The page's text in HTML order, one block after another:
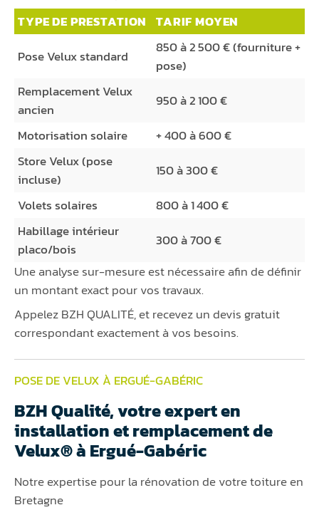
TYPE DE PRESTATION TARIF MOYEN
Pose Velux standard
850 à 2 500 € (fourniture +
pose)
Remplacement Velux
ancien
950 à 2 100 €
Motorisation solaire
+ 400 à 600 €
Store Velux (pose
incluse)
150 à 300 €
Volets solaires
800 à 1 400 €
Habillage intérieur
placo/bois
300 à 700 €
Une analyse sur-mesure est nécessaire afin de définir
un montant exact pour vos travaux.
Appelez BZH QUALITÉ, et recevez un devis gratuit
correspondant exactement à vos besoins.
POSE DE VELUX À ERGUÉ-GABÉRIC
BZH Qualité, votre expert en
installation et remplacement de
Velux® à Ergué-Gabéric
Notre expertise pour la rénovation de votre toiture en
Bretagne